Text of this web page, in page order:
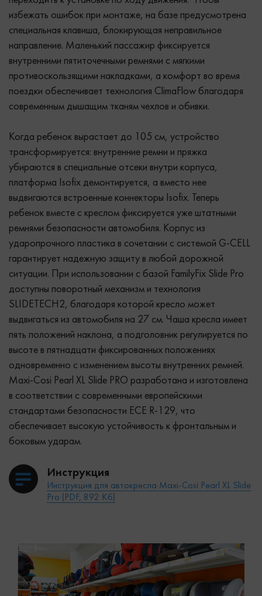
избежать ошибок при монтаже, на базе предусмотрена
специальная клавиша, блокирующая неправильное
направление. Маленький пассажир фиксируется
внутренними пятиточечными ремнями с мягкими
противоскользящими накладками, а комфорт во время
поездки обеспечивает технология ClimaFlow благодаря
современным дышащим тканям чехлов и обивки.
Когда ребенок вырастает до 105 см, устройство
трансформируется: внутренние ремни и пряжка
убираются в специальные отсеки внутри корпуса,
платформа Isofix демонтируется, а вместо нее
выдвигаются встроенные коннекторы Isofix. Теперь
ребенок вместе с креслом фиксируется уже штатными
ремнями безопасности автомобиля. Корпус из
ударопрочного пластика в сочетании с системой G-CELL
гарантирует надежную защиту в любой дорожной
ситуации. При использовании с базой FamilyFix Slide Pro
доступны поворотный механизм и технология
SLIDETECH2, благодаря которой кресло может
выдвигаться из автомобиля на 27 см. Чаша кресла имеет
пять положений наклона, а подголовник регулируется по
высоте в пятнадцати фиксированных положениях
одновременно с изменением высоты внутренних ремней.
Maxi-Cosi Pearl XL Slide PRO разработана и изготовлена
в соответствии с современными европейскими
стандартами безопасности ECE R-129, что
обеспечивает высокую устойчивость к фронтальным и
боковым ударам.
Инструкция
Инструкция для автокресла Maxi-Cosi Pearl XL Slide
Pro (PDF, 892 Кб)